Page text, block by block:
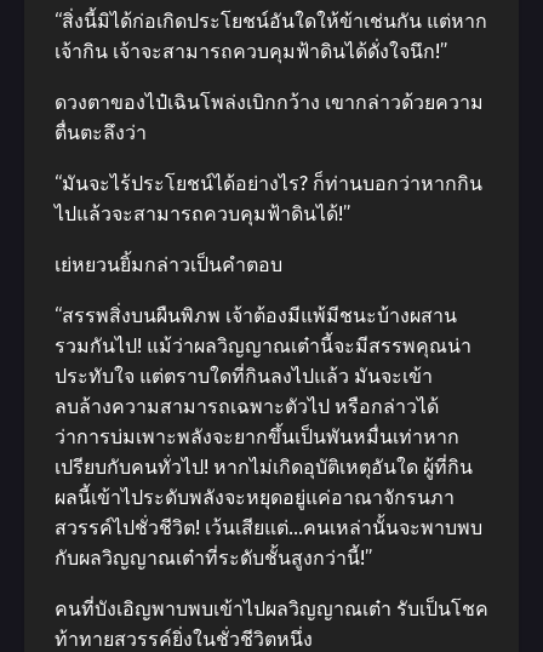
“สิ่งนี้มิได้ก่อเกิดประโยชน์อันใดให้ข้าเช่นกัน แต่หาก
เจ้ากิน เจ้าจะสามารถควบคุมฟ้าดินได้ดั่งใจนึก!”
ดวงตาของไป๋เฉินโพล่งเบิกกว้าง เขากล่าวด้วยความ
ตื่นตะลึงว่า
“มันจะไร้ประโยชน์ได้อย่างไร? ก็ท่านบอกว่าหากกิน
ไปแล้วจะสามารถควบคุมฟ้าดินได้!”
เย่หยวนยิ้มกล่าวเป็นคำตอบ
“สรรพสิ่งบนผืนพิภพ เจ้าต้องมีแพ้มีชนะบ้างผสาน
รวมกันไป! แม้ว่าผลวิญญาณเต๋านี้จะมีสรรพคุณน่า
ประทับใจ แต่ตราบใดที่กินลงไปแล้ว มันจะเข้า
ลบล้างความสามารถเฉพาะตัวไป หรือกล่าวได้
ว่าการบ่มเพาะพลังจะยากขึ้นเป็นพันหมื่นเท่าหาก
เปรียบกับคนทั่วไป! หากไม่เกิดอุบัติเหตุอันใด ผู้ที่กิน
ผลนี้เข้าไประดับพลังจะหยุดอยู่แค่อาณาจักรนภา
สวรรค์ไปชั่วชีวิต! เว้นเสียแต่…คนเหล่านั้นจะพาบพบ
กับผลวิญญาณเต๋าที่ระดับชั้นสูงกว่านี้!”
คนที่บังเอิญพาบพบเข้าไปผลวิญญาณเต๋า รับเป็นโชค
ท้าทายสวรรค์ยิ่งในชั่วชีวิตหนึ่ง